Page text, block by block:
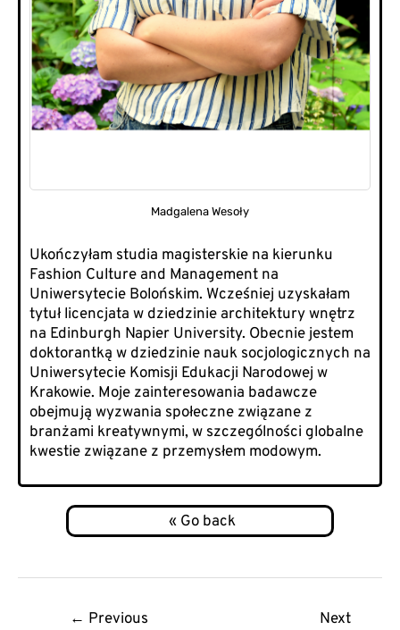
Madgalena Wesoły
Ukończyłam studia magisterskie na kierunku
Fashion Culture and Management na
Uniwersytecie Bolońskim. Wcześniej uzyskałam
tytuł licencjata w dziedzinie architektury wnętrz
na Edinburgh Napier University. Obecnie jestem
doktorantką w dziedzinie nauk socjologicznych na
Uniwersytecie Komisji Edukacji Narodowej w
Krakowie. Moje zainteresowania badawcze
obejmują wyzwania społeczne związane z
branżami kreatywnymi, w szczególności globalne
kwestie związane z przemysłem modowym.
← Previous
Next